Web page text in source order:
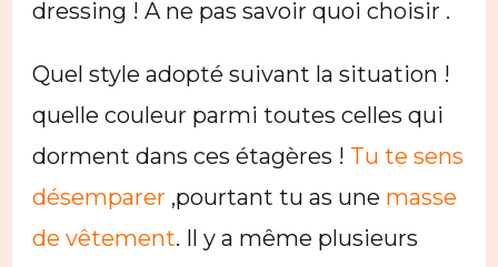
dressing ! A ne pas savoir quoi choisir .
Quel style adopté suivant la situation !
quelle couleur parmi toutes celles qui
dorment dans ces étagères ! Tu te sens
désemparer ,pourtant tu as une masse
de vêtement. Il y a même plusieurs